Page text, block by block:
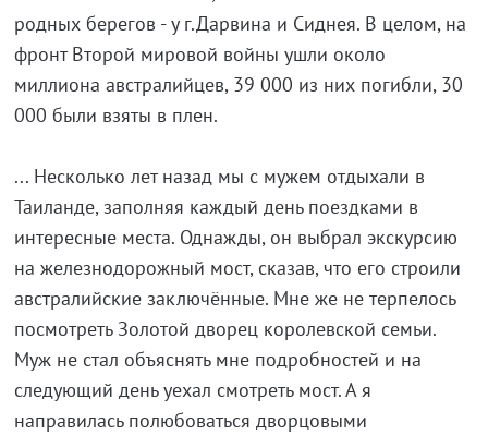
родных берегов - у г.Дарвина и Сиднея. В целом, на
фронт Второй мировой войны ушли около
миллиона австралийцев, 39 000 из них погибли, 30
000 были взяты в плен.
... Несколько лет назад мы с мужем отдыхали в
Таиланде, заполняя каждый день поездками в
интересные места. Однажды, он выбрал экскурсию
на железнодорожный мост, сказав, что его строили
австралийские заключённые. Мне же не терпелось
посмотреть Золотой дворец королевской семьи.
Муж не стал объяснять мне подробностей и на
следующий день уехал смотреть мост. А я
направилась полюбоваться дворцовыми